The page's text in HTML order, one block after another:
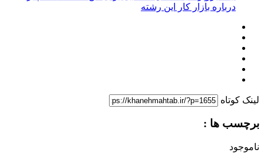
درباره بازار کار این رشته
لینک کوتاه
برچسب ها :
ناموجود